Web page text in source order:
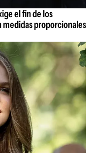
el fin de los
proporcionales